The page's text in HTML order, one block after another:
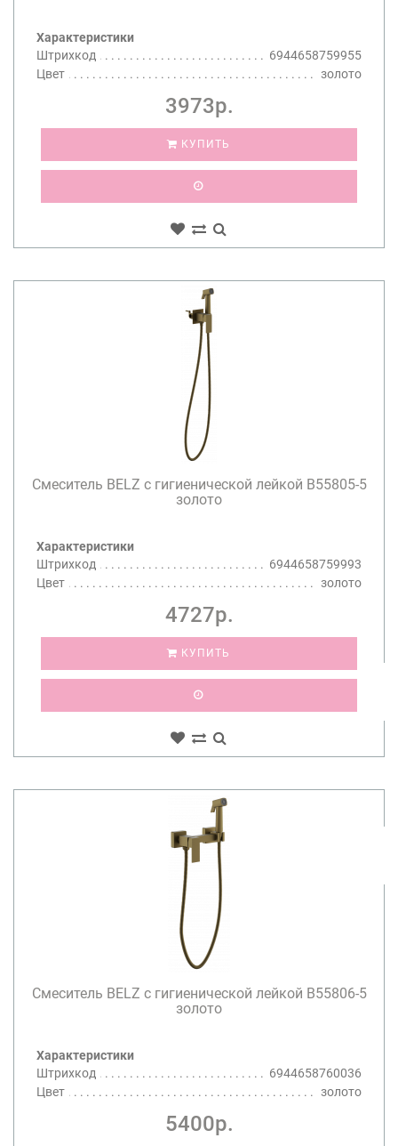
Характеристики
Штрихкод
6944658759955
Цвет
золото
3973р.
КУПИТЬ
Смеситель BELZ с гигиенической лейкой B55805-5
золото
Характеристики
Штрихкод
6944658759993
Цвет
золото
4727р.
КУПИТЬ
Смеситель BELZ с гигиенической лейкой B55806-5
золото
Характеристики
Штрихкод
6944658760036
Цвет
золото
5400р.